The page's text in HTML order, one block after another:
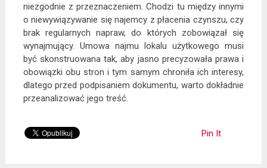
niezgodnie z przeznaczeniem. Chodzi tu między innymi
o niewywiązywanie się najemcy z płacenia czynszu, czy
brak regularnych napraw, do których zobowiązał się
wynajmujący. Umowa najmu lokalu użytkowego musi
być skonstruowana tak, aby jasno precyzowała prawa i
obowiązki obu stron i tym samym chroniła ich interesy,
dlatego przed podpisaniem dokumentu, warto dokładnie
przeanalizować jego treść.
Pin It